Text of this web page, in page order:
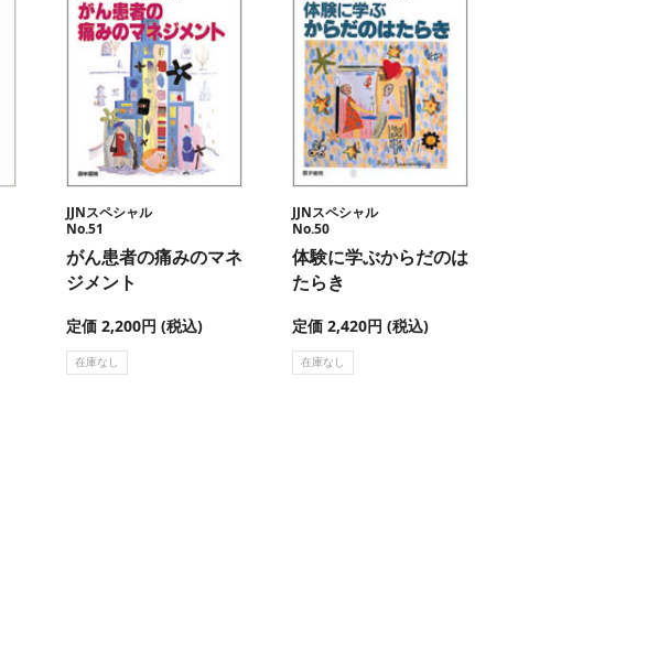
JJNスペシャル
No.51
がん患者の痛みのマネ
ジメント
定価 2,200円 (税込)
在庫なし
JJNスペシャル
No.50
体験に学ぶからだのは
たらき
定価 2,420円 (税込)
在庫なし